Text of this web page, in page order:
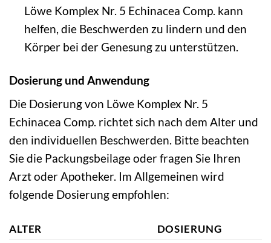
Löwe Komplex Nr. 5 Echinacea Comp. kann
helfen, die Beschwerden zu lindern und den
Körper bei der Genesung zu unterstützen.
Dosierung und Anwendung
Die Dosierung von Löwe Komplex Nr. 5
Echinacea Comp. richtet sich nach dem Alter und
den individuellen Beschwerden. Bitte beachten
Sie die Packungsbeilage oder fragen Sie Ihren
Arzt oder Apotheker. Im Allgemeinen wird
folgende Dosierung empfohlen:
ALTER
DOSIERUNG